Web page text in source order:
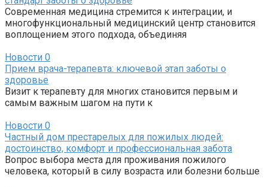
Современная медицина стремится к интеграции, и
многофункциональный медицинский центр становится
воплощением этого подхода, объединяя
Новости 0
Прием врача-терапевта: ключевой этап заботы о
здоровье
Визит к терапевту для многих становится первым и
самым важным шагом на пути к
Новости 0
Частный дом престарелых для пожилых людей:
достоинство, комфорт и профессиональная забота
Вопрос выбора места для проживания пожилого
человека, который в силу возраста или болезни больше